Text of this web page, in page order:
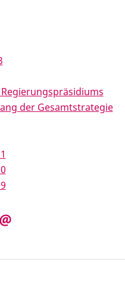
der Gesamtstrategie